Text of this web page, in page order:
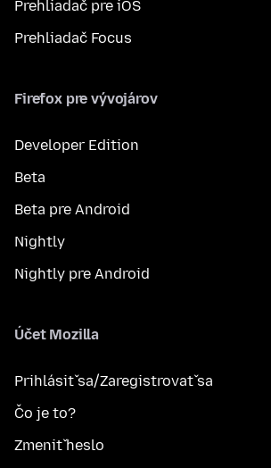
Prehliadač pre iOS
Prehliadač Focus
Firefox pre vývojárov
Developer Edition
Beta
Beta pre Android
Nightly
Nightly pre Android
Účet Mozilla
Prihlásiť sa/Zaregistrovať sa
Čo je to?
Zmeniť heslo